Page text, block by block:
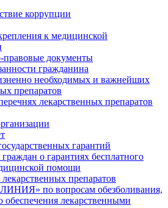
коррупции
к медицинской
документы
гражданина
необходимых и важнейших
препаратов
лекарственных препаратов
гарантий
о гарантиях бесплатного
помощи
препаратов
по вопросам обезболивания,
обеспечения лекарственными